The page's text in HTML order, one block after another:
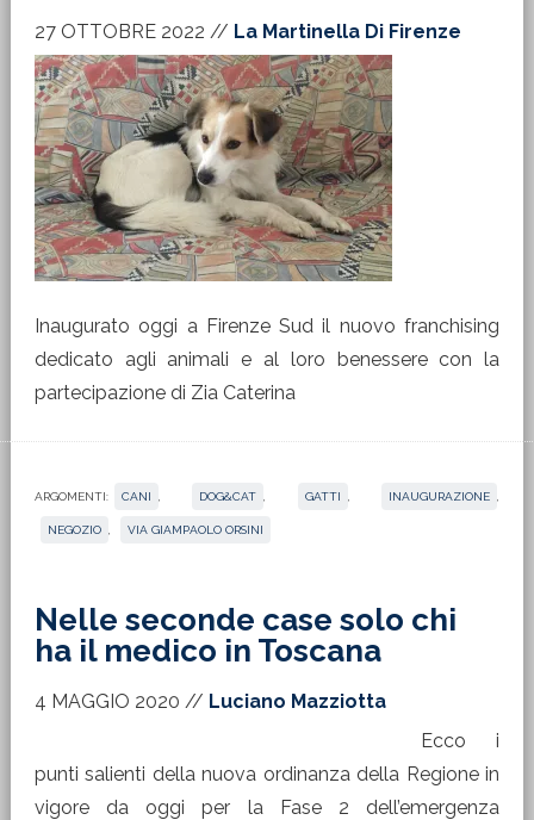
27 OTTOBRE 2022 // La Martinella Di Firenze
Inaugurato oggi a Firenze Sud il nuovo franchising
dedicato agli animali e al loro benessere con la
partecipazione di Zia Caterina
ARGOMENTI: CANI DOG&CAT GATTI INAUGURAZIONE
NEGOZIO VIA GIAMPAOLO ORSINI
Nelle seconde case solo chi
ha il medico in Toscana
4 MAGGIO 2020 // Luciano Mazziotta
Ecco i
punti salienti della nuova ordinanza della Regione in
vigore da oggi per la Fase 2 dell’emergenza